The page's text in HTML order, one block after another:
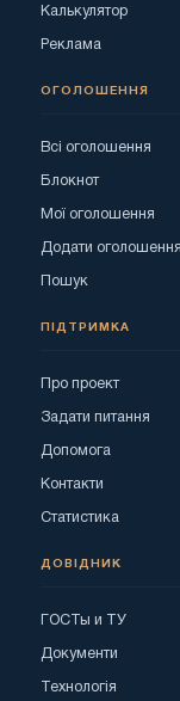
Калькулятор
Реклама
ОГОЛОШЕННЯ
Всі оголошення
Блокнот
Мої оголошення
Додати оголошення
Пошук
ПІДТРИМКА
Про проект
Задати питання
Допомога
Контакти
Статистика
ДОВІДНИК
ГОСТы и ТУ
Документи
Технологія